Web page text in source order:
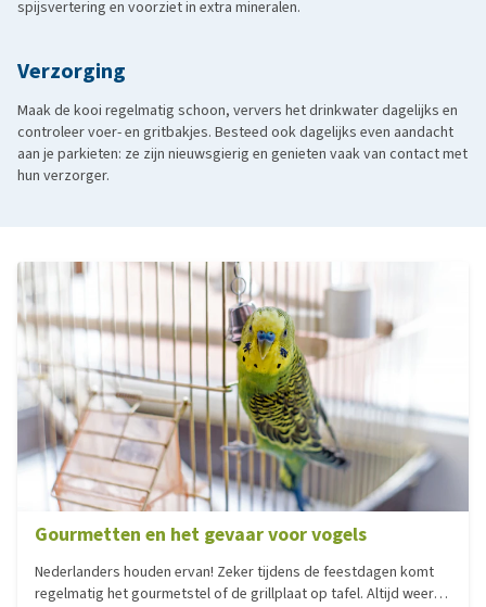
spijsvertering en voorziet in extra mineralen.
Verzorging
Maak de kooi regelmatig schoon, ververs het drinkwater dagelijks en
controleer voer- en gritbakjes. Besteed ook dagelijks even aandacht
aan je parkieten: ze zijn nieuwsgierig en genieten vaak van contact met
hun verzorger.
Gourmetten en het gevaar voor vogels
Nederlanders houden ervan! Zeker tijdens de feestdagen komt
regelmatig het gourmetstel of de grillplaat op tafel. Altijd weer